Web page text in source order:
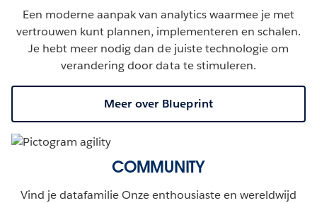
Een moderne aanpak van analytics waarmee je met
vertrouwen kunt plannen, implementeren en schalen.
Je hebt meer nodig dan de juiste technologie om
verandering door data te stimuleren.
Meer over Blueprint
COMMUNITY
Vind je datafamilie Onze enthousiaste en wereldwijd